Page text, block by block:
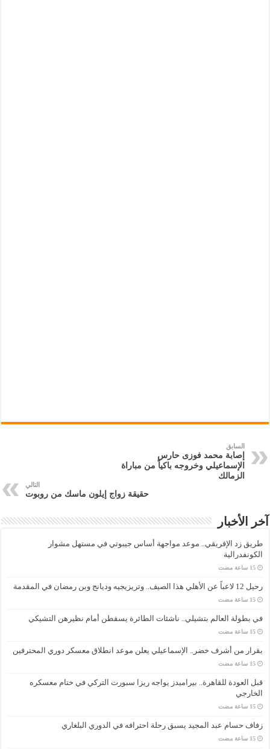
السابق
إصابة محمد فوزى حارس
الإسماعيلي وخروجه باكياً من مباراة
الزمالك
التالي
حقيقة زواج إيلون ماسك من روبوت
آخر الأخبار
طريق زد الإفريقي.. موعد مواجهة أساس جيبوتي في مستهل مشوار
الكونفدرالية
‏15 ساعة مضت
رحيل 12 لاعباً عن الأهلي هذا الصيف.. وتريزيجيه وديانج وبن رمضان في المقدمة
‏15 ساعة مضت
في بطولة العالم بتشيلي.. ناشئات الطائرة يسقطن أمام نظيرهن التشيكي
‏15 ساعة مضت
بقرار من أشرف خضر.. الإسماعيلي يعلن موعد انطلاق معسكر دوري المحترفين
‏15 ساعة مضت
قبل العودة للقاهرة.. بيراميدز يواجه ريزا سبورت التركي في ختام معسكره
الخارجي
‏15 ساعة مضت
زفاف حسام عبد المجيد يسبق رحلة احترافه في الدوري البلغاري
‏15 ساعة مضت